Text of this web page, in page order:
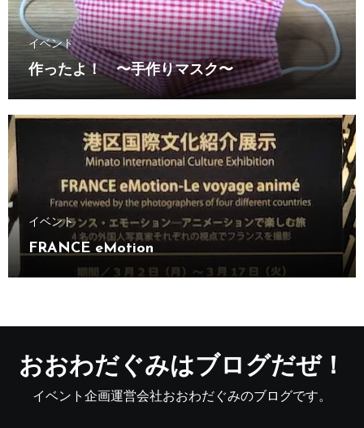
イベント
作ったよ！ 〜手作りマスク〜
イベント
FRANCE eMotion
おおわだぐみはブログだぜ！
イベント企画運営会社おおわだぐみのブログです。